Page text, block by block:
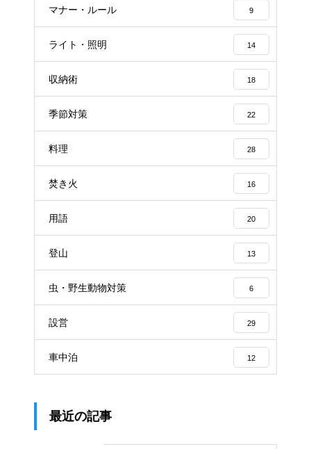
マナー・ルール 9
ライト・照明 14
収納術 18
季節対策 22
料理 28
焚き火 16
用語 20
登山 13
虫・野生動物対策 6
設営 29
車中泊 12
最近の記事